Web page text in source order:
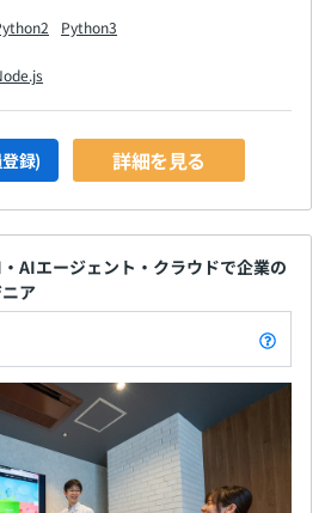
Python3
録) 詳細を見る
・AIエージェント・クラウドで企業の
ア